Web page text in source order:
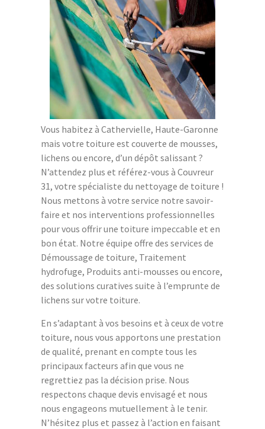
Vous habitez à Cathervielle, Haute-Garonne
mais votre toiture est couverte de mousses,
lichens ou encore, d’un dépôt salissant ?
N’attendez plus et référez-vous à Couvreur
31, votre spécialiste du nettoyage de toiture !
Nous mettons à votre service notre savoir-
faire et nos interventions professionnelles
pour vous offrir une toiture impeccable et en
bon état. Notre équipe offre des services de
Démoussage de toiture, Traitement
hydrofuge, Produits anti-mousses ou encore,
des solutions curatives suite à l’emprunte de
lichens sur votre toiture.
En s’adaptant à vos besoins et à ceux de votre
toiture, nous vous apportons une prestation
de qualité, prenant en compte tous les
principaux facteurs afin que vous ne
regrettiez pas la décision prise. Nous
respectons chaque devis envisagé et nous
nous engageons mutuellement à le tenir.
N’hésitez plus et passez à l’action en faisant